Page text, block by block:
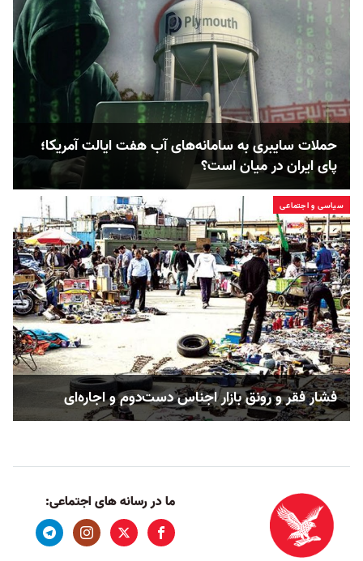
حملات سایبری به سامانه‌های آب هفت ایالت آمریکا؛
پای ایران در میان است؟
سیاسی و اجتماعی
فشار فقر و رونق بازار اجناس دست‌دوم و اجاره‌ای
ما در رسانه های اجتماعی: